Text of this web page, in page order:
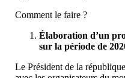
Comment le faire ?
Élaboration d’un
sur la période de
Le Président de la